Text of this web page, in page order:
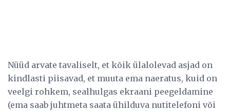
Nüüd arvate tavaliselt, et kõik ülalolevad asjad on
kindlasti piisavad, et muuta ema naeratus, kuid on
veelgi rohkem, sealhulgas ekraani peegeldamine
(ema saab juhtmeta saata ühilduva nutitelefoni või